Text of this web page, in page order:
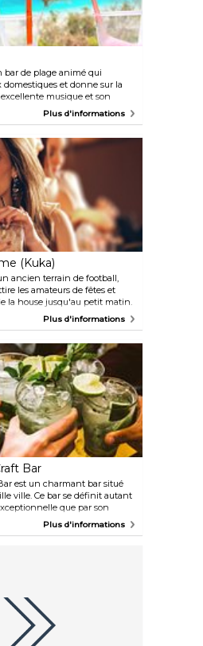
bar de plage animé qui
domestiques et donne sur la
musique et son
sont constantes, même
vous faire de nouveaux
nuit ou bien allongez-vous
une chaise longue, les pieds
journées les plus chaudes,
au Tennis Bar.
Plus d'informations
(Kuka)
ancien terrain de football,
les amateurs de fêtes et
la house jusqu'au petit matin.
souvent très animée, de
Plus d'informations
Bar
est un charmant bar situé
ville. Ce bar se définit autant
que par son
et détendue. Dirigé par une
bons moments, les bières
originaux, ce bar est fait
Plus d'informations